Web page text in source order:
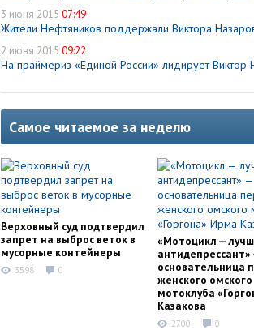
3 июня 2015 07:49
Жители Нефтяников поддержали Виктора
2 июня 2015 09:22
На праймериз «Единой России» лидирует Виктор
Самое читаемое за неделю
Верховный суд подтвердил
запрет на выброс веток в
мусорные контейнеры
3598 0
«Мотоцикл —
антидепрессант»
основательница
женского омского
мотоклуба
Казакова
2700 0